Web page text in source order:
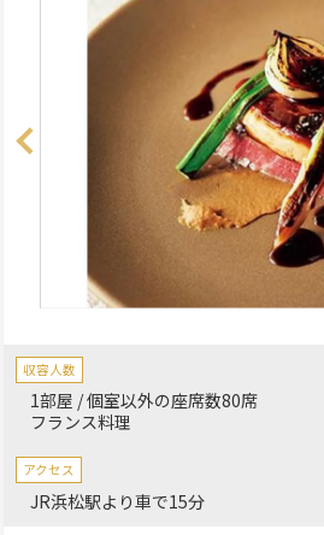
収容人数
1部屋 / 個室以外の座席数80席
フランス料理
アクセス
JR浜松駅より車で15分